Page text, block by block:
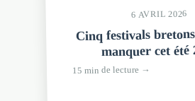
6 AVRIL 2026
Cinq festivals
manquer cet été
15 min de lecture →